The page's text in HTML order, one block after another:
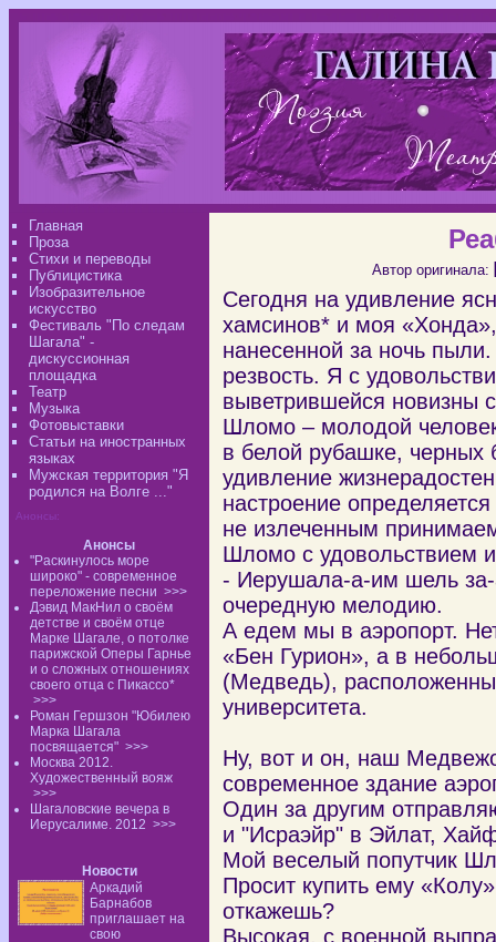
Главная
Проза
Стихи и переводы
Публицистика
Изобразительное
искусство
Фестиваль "По следам
Шагала" -
дискуссионная
площадка
Театр
Музыка
Фотовыставки
Статьи на иностранных
языках
Мужская территория "Я
родился на Волге ..."
Анонсы:
Анонсы
"Раскинулось море
широко" - современное
переложение песни >>>
Дэвид МакНил о своём
детстве и своём отце
Марке Шагале, о потолке
парижской Оперы Гарнье
и о сложных отношениях
своего отца с Пикассо*
>>>
Роман Гершзон "Юбилею
Марка Шагала
посвящается" >>>
Москва 2012.
Художественный вояж
>>>
Шагаловские вечера в
Иерусалиме. 2012 >>>
Новости
Аркадий
Барнабов
приглашает на
свою
Автор оригинала:
Сегодня на удивление
хамсинов* и моя
нанесенной за ночь
резвость. Я с
выветрившейся
Шломо – молодой
в белой рубашке, черных
удивление
настроение
не излеченным
Шломо с удовольствием
- Иерушала-а-им шель
очередную мелодию.
А едем мы в аэропорт.
«Бен Гурион», а в
(Медведь),
университета.
Ну, вот и он, наш
современное здание
Один за другим
и "Исраэйр" в Эйлат,
Мой веселый попутчик
Просит купить ему
откажешь?
Высокая, с военной